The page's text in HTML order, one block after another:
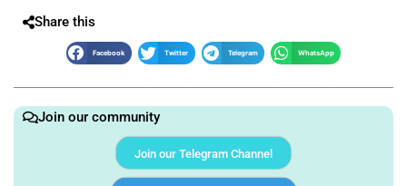
Share this
Facebook Twitter Telegram WhatsApp
Join our community
Join our Telegram Channel